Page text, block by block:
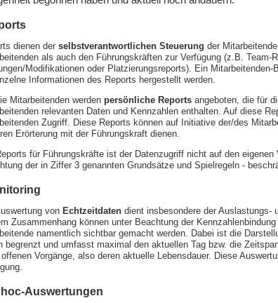
dienen der selbstverantwortlichen Steuerung der
als auch den Führungskräften zur Verfügung (z.B. Team-
Modifikationen oder Platzierungsreports). Ein Mitarbeitenden-
Informationen des Reports hergestellt werden.
Mitarbeitenden werden persönliche Reports angeboten, die für
relevanten Daten und Kennzahlen enthalten. Auf diese
Zugriff. Diese Reports können auf Initiative der/des
Erörterung mit der Führungskraft dienen.
für Führungskräfte ist der Datenzugriff nicht auf den eigenen
der in Ziffer 3 genannten Grundsätze und Spielregeln -
von Echtzeitdaten dient insbesondere der Auslastungs-
Zusammenhang können unter Beachtung der
namentlich sichtbar gemacht werden. Dabei ist die
begrenzt und umfasst maximal den aktuellen Tag bzw. die
Vorgänge, also deren aktuelle Lebensdauer. Diese
hoc-Auswertungen